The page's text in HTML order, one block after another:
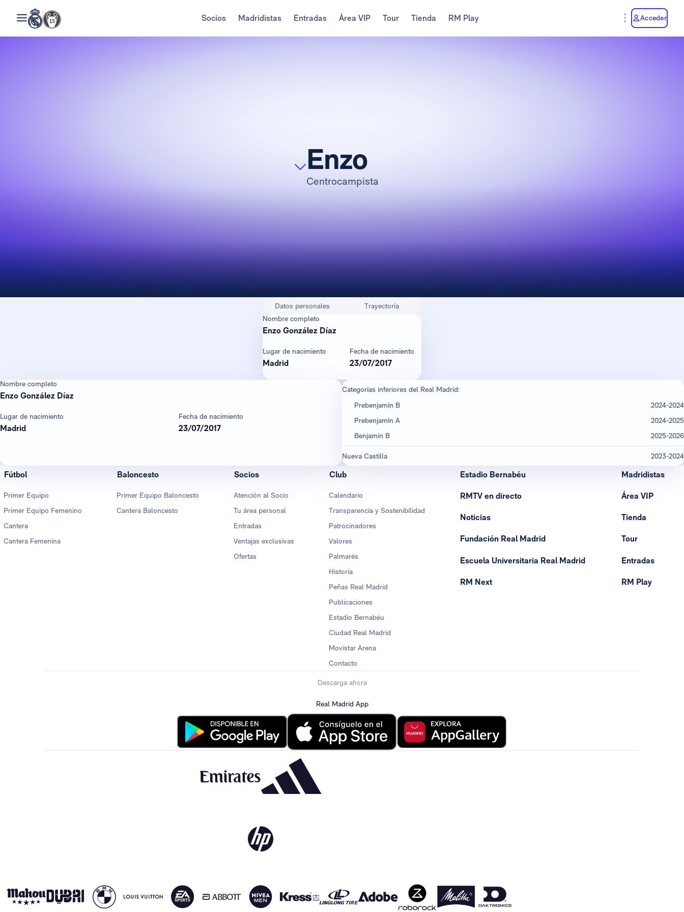
Socios Madridistas Entradas Área VIP Tour Tienda RM Play Acceder
Enzo
Centrocampista
Datos personales
Trayectoria
Nombre completo
Enzo González Díaz
Lugar de nacimiento
Madrid
Fecha de nacimiento
23/07/2017
Nombre completo
Enzo González Díaz
Lugar de nacimiento
Madrid
Fecha de nacimiento
23/07/2017
Categorías inferiores del Real Madrid:
Prebenjamín B
2024-2024
Prebenjamín A
2024-2025
Benjamín B
2025-2026
Nueva Castilla 2023-2024
Fútbol
Primer Equipo
Primer Equipo Femenino
Cantera
Cantera Femenina
Baloncesto
Primer Equipo Baloncesto
Cantera Baloncesto
Socios
Atención al Socio
Tu área personal
Entradas
Ventajas exclusivas
Ofertas
Club
Calendario
Transparencia y Sostenibilidad
Patrocinadores
Valores
Palmarés
Historia
Peñas Real Madrid
Publicaciones
Estadio Bernabéu
Ciudad Real Madrid
Movistar Arena
Contacto
Estadio Bernabéu
RMTV en directo
Noticias
Fundación Real Madrid
Escuela Universitaria Real Madrid
RM Next
Madridistas
Área VIP
Tienda
Tour
Entradas
RM Play
Descarga ahora
Real Madrid App